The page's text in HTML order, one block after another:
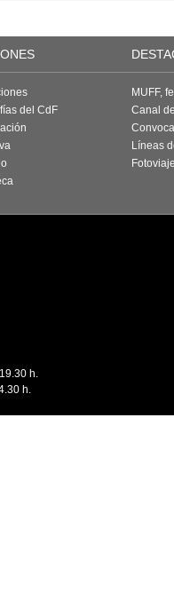
del CdF
MUFF,
Canal
Líneas
h.
h.